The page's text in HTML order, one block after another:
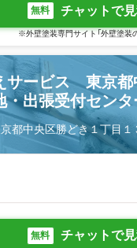
無料 チャットで
※外壁塗装専門サイト「外壁塗装
サービス 東京都
・出張受付センタ
都中央区勝どき１丁目１
無料 チャットで